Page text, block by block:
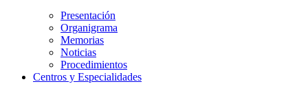
Presentación
Organigrama
Memorias
Noticias
Procedimientos
Centros y Especialidades